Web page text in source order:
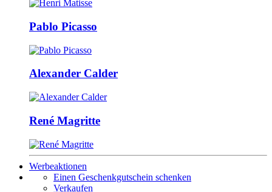
Pablo Picasso
Alexander Calder
René Magritte
Werbeaktionen
Einen Geschenkgutschein schenken
Verkaufen